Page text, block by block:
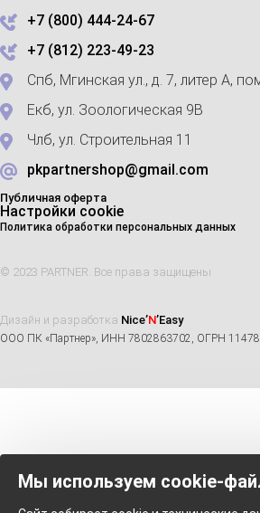
+7 (800) 444-24-67
+7 (812) 223-49-23
Спб, Мгинская ул., д. 7, литер А,
Екб, ул. Зоологическая 9В
Члб, ул. Строительная 11
pkpartnershop@gmail.com
Публичная оферта
Настройки cookie
Политика обработки персональных данных
© 2023 PARTNER. Все права защищены
Дизайн и разработка Nice’N’Easy
ООО ПК «Партнер», ИНН 7802863702, ОГРН
Мы используем cookie-